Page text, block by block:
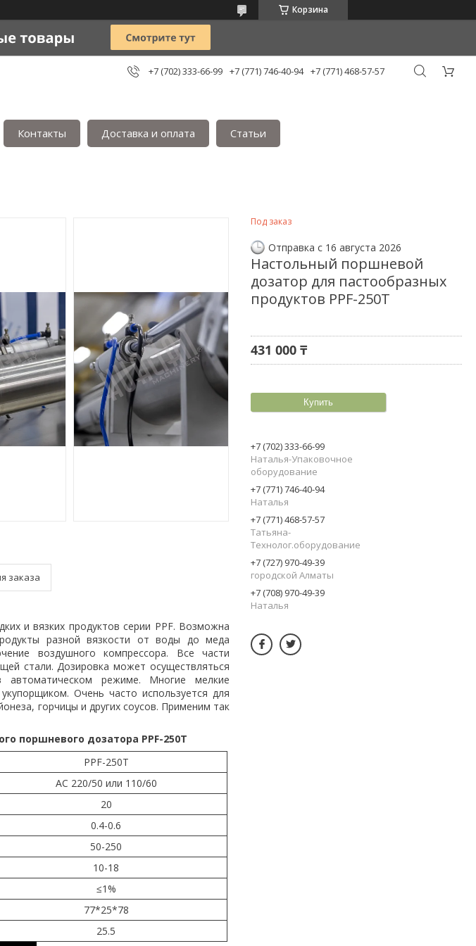
Корзина
+7 (702) 333-66-99 +7 (771) 746-40-94 +7 (771) 468-57-57
Контакты Доставка и оплата Статьи
заказа
и вязких продуктов серии PPF. Возможна
разной вязкости от воды до меда
воздушного компрессора. Все части
стали. Дозировка может осуществляться
режиме. Многие мелкие
Очень часто используется для
горчицы и других соусов. Применим так
поршневого дозатора PPF-250T
PPF-250T
AC 220/50 или 110/60
20
0.4-0.6
50-250
10-18
≤1%
77*25*78
25.5
Под заказ
Отправка с 16 августа 2026
Настольный поршневой
дозатор для пастообразных
продуктов PPF-250T
431 000 ₸
Купить
+7 (702) 333-66-99
Наталья-Упаковочное
оборудование
+7 (771) 746-40-94
Наталья
+7 (771) 468-57-57
Татьяна-
Технолог.оборудование
+7 (727) 970-49-39
городской Алматы
+7 (708) 970-49-39
Наталья